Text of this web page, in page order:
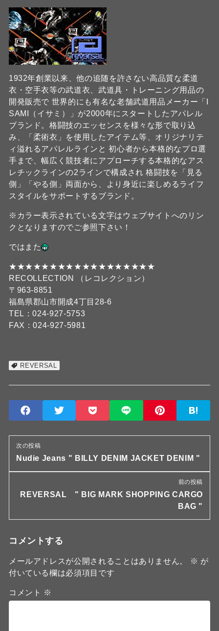
1932年創業以来、他の追随を許さない高品質な柔道
衣・空手衣等の武道衣、武道具・トレーニング用品の
開発販売で 世界的にも有名な老舗武道用品メーカー「I
SAMI（イサミ）」が2000年にスタートしたアパレル
ブランド。格闘技のエッセンスを様々な形で取り込
み、「柔術衣」を使用したアイテム等、オリジナリテ
ィ溢れるアパレルラインと 初心者から本格的なプロ選
手まで、幅広く競技者にアプローチする本格的なアス
レチックラインの2ラインで構成され 格闘技を「見る
側」「やる側」両面から、より身近に楽しめるライフ
スタイルをサポートするブランド。
※カラー表示されている文字はウェブサイトへのリン
クとなりますのでご参照下さい！
ではまた
★★★★★★★★★★★★★★★★★★
RECOLLECTION （レコレクション）
〒963-8851
福島県郡山市開成4丁目28-6
TEL：024-927-5753
FAX：024-927-5981
REVERSAL
次の投稿
Nudie Jeans " BILLY DENIM JACKET DENIM "
前の投稿
REVERSAL " BIG MARK SHOPPING CARGO
BAG "
コメントする
メールアドレスが公開されることはありません。 ※ が
付いている欄は必須項目です
コメント ※